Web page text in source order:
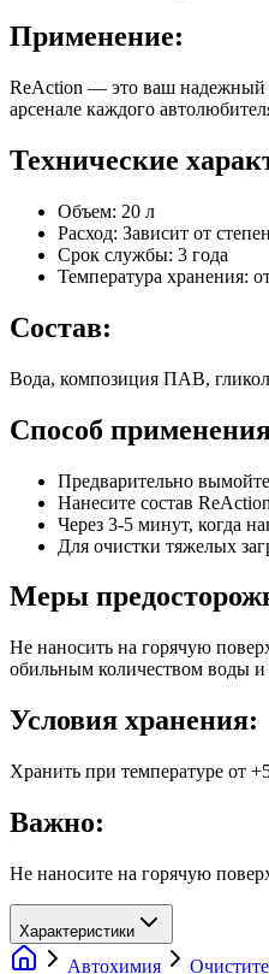
Применение:
ReAction — это ваш надежный
арсенале каждого
Технические
Объем: 20 л
Расход: Зависит от
Срок службы: 3 года
Температура хранения:
Состав:
Вода, композиция ПАВ,
Способ
Предварительно
Нанесите состав
Через 3-5 минут, когда
Для очистки тяжелых
Меры
Не наносить на горячую
обильным количеством воды и
Условия хранения:
Хранить при температуре от
Важно:
Не наносите на горячую
Характеристики
Автохимия